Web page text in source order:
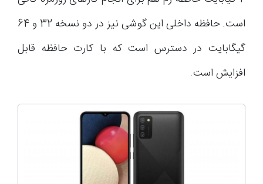
است. حافظه داخلی این گوشی نیز در دو نسخه 32 و 64
گیگابایت در دسترس است که با کارت حافظه قابل
افزایش است.